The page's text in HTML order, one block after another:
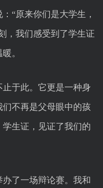
“原来你们是大学生，
，我们感受到了学生证
。
于此。它更是一种身
不再是父母眼中的孩
生证，见证了我们的
了一场辩论赛。我和